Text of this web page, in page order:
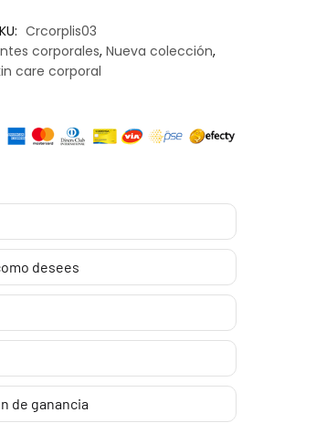
Crcorplis03
corporales,Nueva colección,
care corporal
desees
de ganancia